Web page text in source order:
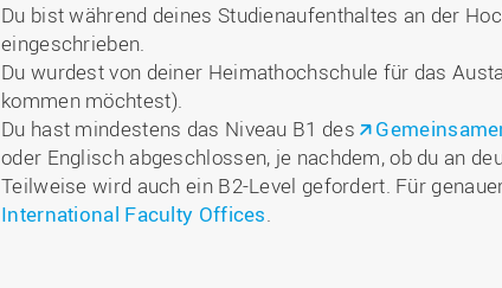
Du bist während deines Studienaufenthaltes an der
eingeschrieben.
Du wurdest von deiner Heimathochschule für das
kommen möchtest).
Du hast mindestens das Niveau B1 des
oder Englisch abgeschlossen, je nachdem, ob du an
Teilweise wird auch ein B2-Level gefordert. Für
International Faculty Offices.